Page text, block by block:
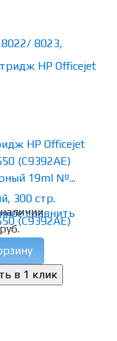
сравнить
HP Officejet
(C9392AE)
19ml №...